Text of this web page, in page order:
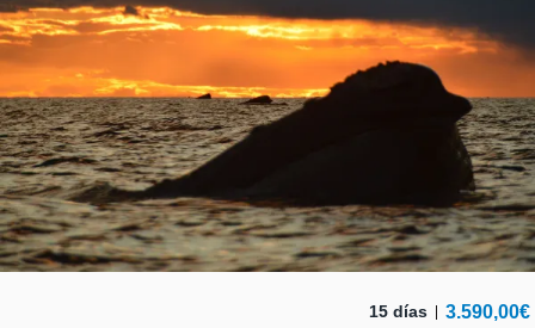
15 días 3.590,00€